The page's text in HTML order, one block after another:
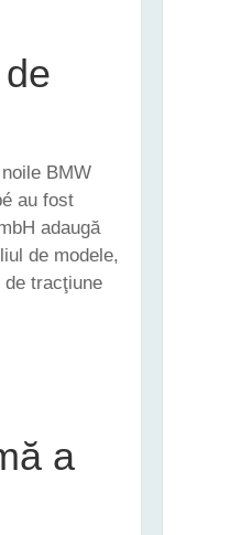
BMW
au fost
adaugă
de modele,
tracţiune
a